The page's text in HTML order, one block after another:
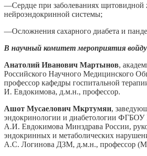
—Сердце при заболеваниях щитовидной
нейроэндокринной системы;
—Осложнения сахарного диабета и
В научный комитет мероприятия
Анатолий Иванович Мартынов,
Российского Научного Медицинского
профессор кафедры госпитальной
И. Евдокимова, д.м.н., профессор.
Ашот Мусаелович Мкртумян,
эндокринологии и диабетологии
А.И. Евдокимова Минздрава России,
эндокринных и метаболических
А.С. Логинова ДЗМ, д.м.н., профессор